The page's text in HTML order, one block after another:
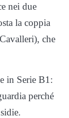
nei due
la coppia
che
in Serie B1:
perché